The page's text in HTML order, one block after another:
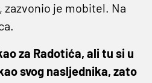
je mobitel. Na
za Radotića, ali tu si u
svog nasljednika, zato